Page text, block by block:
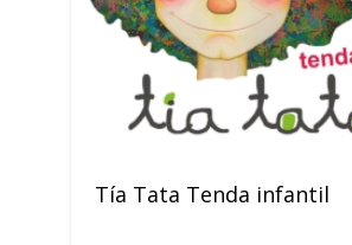
Tía Tata Tenda infantil